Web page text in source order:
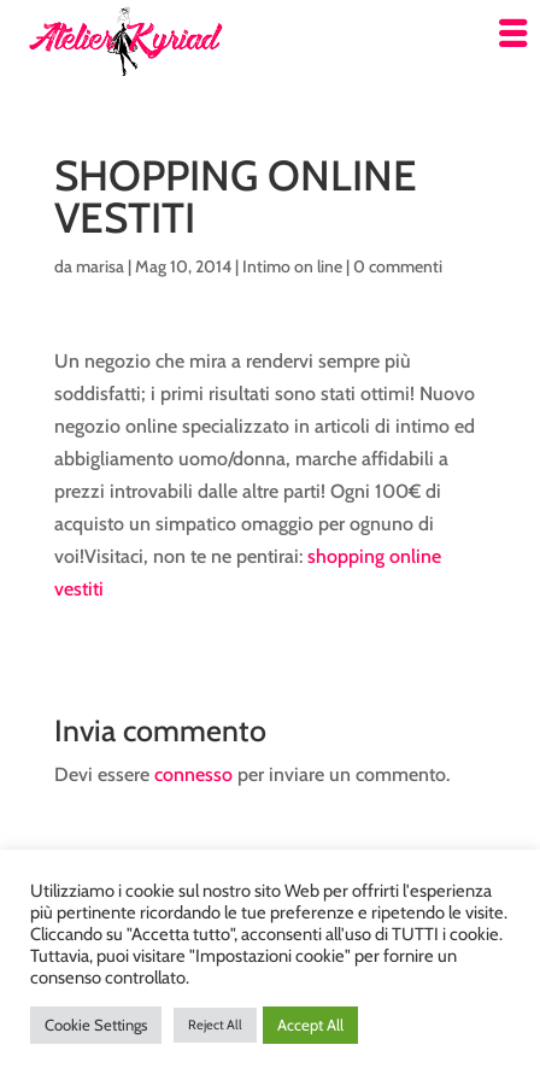
SHOPPING ONLINE
VESTITI
damarisa|Mag 10, 2014| Intimo on line|0 commenti
Un negozio che mira a rendervi sempre più
soddisfatti; i primi risultati sono stati ottimi! Nuovo
negozio online specializzato in articoli di intimo ed
abbigliamento uomo/donna, marche affidabili a
prezzi introvabili dalle altre parti! Ogni 100€ di
acquisto un simpatico omaggio per ognuno di
voi!Visitaci, non te ne pentirai: shopping online
vestiti
Invia commento
Devi essere connessoper inviare un commento.
Atelier Kyriad da Mary – via Carducci, 12 – Chiavenna –
Sondrio P.Iva 00812910149 – Tel. 0343 36560 – Sito
realizzato daDiegoGiuriani.com
Utilizziamo i cookie sul nostro sito Web per offrirti l'esperienza
più pertinente ricordando le tue preferenze e ripetendo le visite.
Cliccando su "Accetta tutto", acconsenti all'uso di TUTTI i cookie.
Tuttavia, puoi visitare "Impostazioni cookie" per fornire un
consenso controllato.
Cookie Settings Reject All Accept All